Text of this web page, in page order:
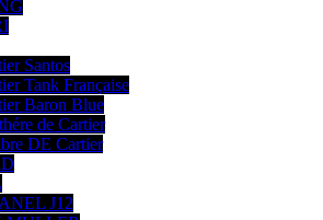
Santos
Tank Française
Baron Blue
de Cartier
DE Cartier
J12